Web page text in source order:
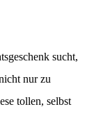
sucht,
nur zu
tollen, selbst